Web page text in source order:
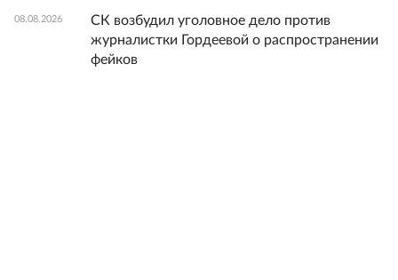
08.08.2026
СК возбудил уголовное дело против
журналистки Гордеевой о распространении
фейков